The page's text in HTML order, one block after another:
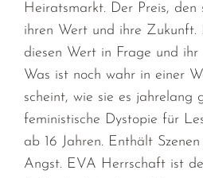
Heiratsmarkt. Der Preis, den
ihren Wert und ihre Zukunft.
diesen Wert in Frage und
Was ist noch wahr in einer
scheint, wie sie es jahrelang
feministische Dystopie für
ab 16 Jahren. Enthält
Angst. EVA Herrschaft ist